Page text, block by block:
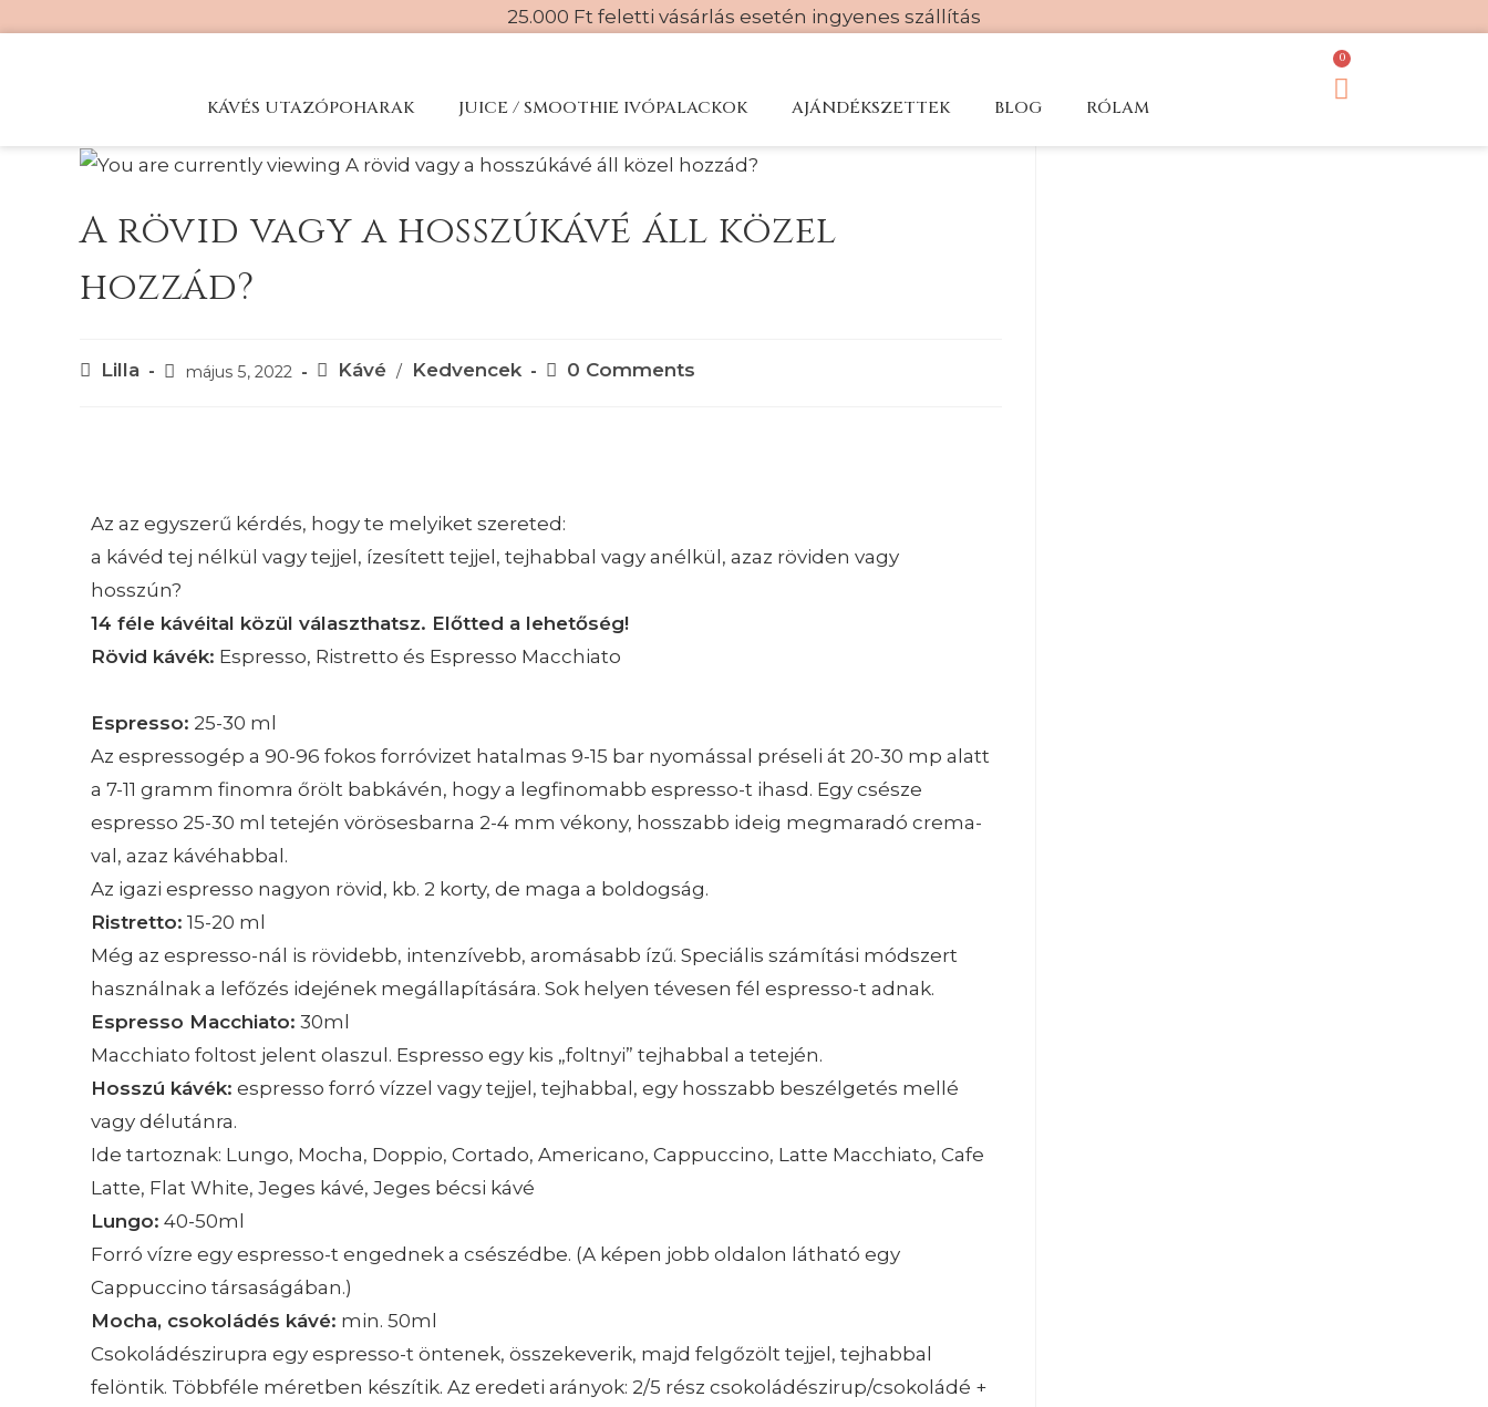
25.000 Ft feletti vásárlás esetén ingyenes szállítás
KÁVÉS UTAZÓPOHARAK JUICE / SMOOTHIE IVÓPALACKOK AJÁNDÉKSZETTEK BLOG RÓLAM
0
A rövid vagy a hosszúkávé áll közel
hozzád?
Lilla május 5, 2022 Kávé / Kedvencek 0 Comments
Az az egyszerű kérdés, hogy te melyiket szereted:
a kávéd tej nélkül vagy tejjel, ízesített tejjel, tejhabbal vagy anélkül, azaz röviden vagy
hosszún?
14 féle kávéital közül választhatsz. Előtted a lehetőség!
Rövid kávék: Espresso, Ristretto és Espresso Macchiato
Espresso: 25-30 ml
Az espressogép a 90-96 fokos forróvizet hatalmas 9-15 bar nyomással préseli át 20-30 mp alatt
a 7-11 gramm finomra őrölt babkávén, hogy a legfinomabb espresso-t ihasd. Egy csésze
espresso 25-30 ml tetején vörösesbarna 2-4 mm vékony, hosszabb ideig megmaradó crema-
val, azaz kávéhabbal.
Az igazi espresso nagyon rövid, kb. 2 korty, de maga a boldogság.
Ristretto: 15-20 ml
Még az espresso-nál is rövidebb, intenzívebb, aromásabb ízű. Speciális számítási módszert
használnak a lefőzés idejének megállapítására. Sok helyen tévesen fél espresso-t adnak.
Espresso Macchiato: 30ml
Macchiato foltost jelent olaszul. Espresso egy kis „foltnyi” tejhabbal a tetején.
Hosszú kávék: espresso forró vízzel vagy tejjel, tejhabbal, egy hosszabb beszélgetés mellé
vagy délutánra.
Ide tartoznak: Lungo, Mocha, Doppio, Cortado, Americano, Cappuccino, Latte Macchiato, Cafe
Latte, Flat White, Jeges kávé, Jeges bécsi kávé
Lungo: 40-50ml
Forró vízre egy espresso-t engednek a csészédbe. (A képen jobb oldalon látható egy
Cappuccino társaságában.)
Mocha, csokoládés kávé: min. 50ml
Csokoládészirupra egy espresso-t öntenek, összekeverik, majd felgőzölt tejjel, tejhabbal
felöntik. Többféle méretben készítik. Az eredeti arányok: 2/5 rész csokoládészirup/csokoládé +